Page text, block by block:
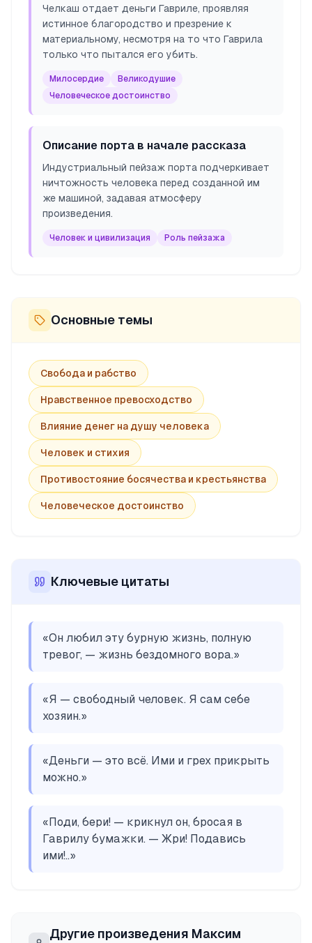
Челкаш отдает деньги Гавриле, проявляя
истинное благородство и презрение к
материальному, несмотря на то что Гаврила
только что пытался его убить.
Милосердие
Великодушие
Человеческое достоинство
Описание порта в начале рассказа
Индустриальный пейзаж порта подчеркивает
ничтожность человека перед созданной им
же машиной, задавая атмосферу
произведения.
Человек и цивилизация Роль пейзажа
Основные темы
Свобода и рабство
Нравственное превосходство
Влияние денег на душу человека
Человек и стихия
Противостояние босячества и крестьянства
Человеческое достоинство
Ключевые цитаты
«Он любил эту бурную жизнь, полную
тревог, — жизнь бездомного вора.»
«Я — свободный человек. Я сам себе
хозяин.»
«Деньги — это всё. Ими и грех прикрыть
можно.»
«Поди, бери! — крикнул он, бросая в
Гаврилу бумажки. — Жри! Подавись
ими!..»
Другие произведения Максим